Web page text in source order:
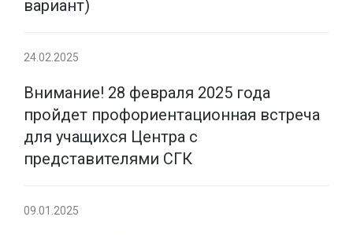
вариант)
24.02.2025
Внимание! 28 февраля 2025 года
пройдет профориентационная встреча
для учащихся Центра с
представителями СГК
09.01.2025